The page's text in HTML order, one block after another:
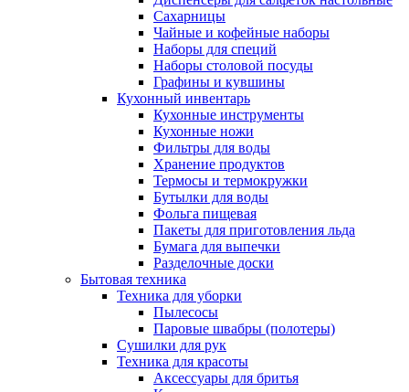
Сахарницы
Чайные и кофейные наборы
Наборы для специй
Наборы столовой посуды
Графины и кувшины
Кухонный инвентарь
Кухонные инструменты
Кухонные ножи
Фильтры для воды
Хранение продуктов
Термосы и термокружки
Бутылки для воды
Фольга пищевая
Пакеты для приготовления льда
Бумага для выпечки
Разделочные доски
Бытовая техника
Техника для уборки
Пылесосы
Паровые швабры (полотеры)
Сушилки для рук
Техника для красоты
Аксессуары для бритья